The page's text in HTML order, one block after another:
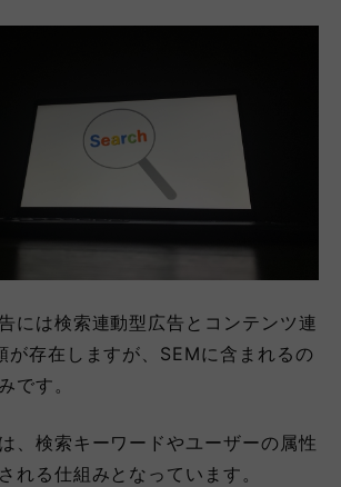
には検索連動型広告とコンテンツ連
が存在しますが、SEMに含まれるの
です。
、検索キーワードやユーザーの属性
れる仕組みとなっています。